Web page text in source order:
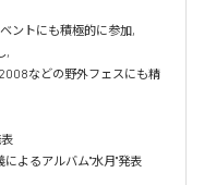
ントにも積極的に参加,
,
などの野外フェスにも精
よるアルバム"水月"発表